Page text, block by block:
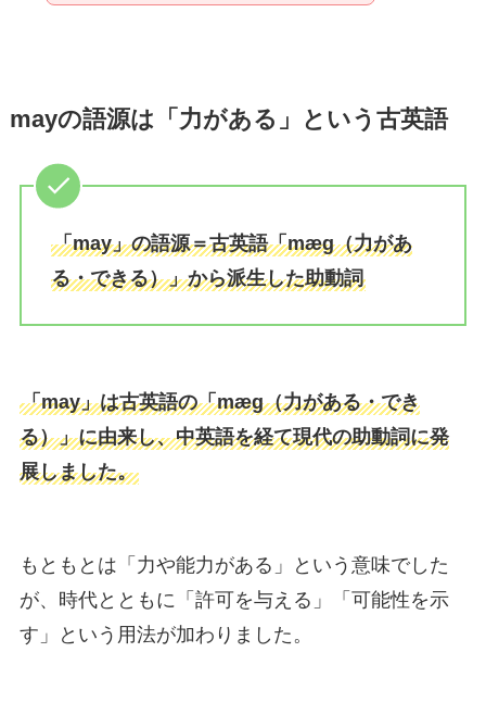
mayの語源は「力がある」という古英語
「may」の語源＝古英語「mæg（力があ
る・できる）」から派生した助動詞
「may」は古英語の「mæg（力がある・でき
る）」に由来し、中英語を経て現代の助動詞に発
展しました。
もともとは「力や能力がある」という意味でした
が、時代とともに「許可を与える」「可能性を示
す」という用法が加わりました。